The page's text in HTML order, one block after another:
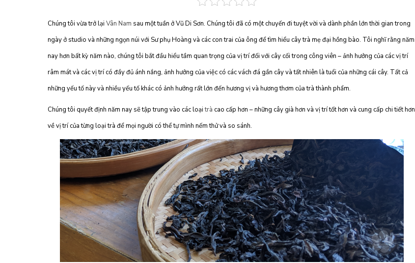
Chúng tôi vừa trở lại Vân Nam sau một tuần ở Vũ Di Sơn. Chúng tôi đã có một chuyến đi tuyệt vời và dành phần lớn thời gian trong
ngày ở studio và những ngọn núi với Sư phụ Hoàng và các con trai của ông để tìm hiểu cây trà mẹ đại hồng bào. Tôi nghĩ rằng năm
nay hơn bất kỳ năm nào, chúng tôi bắt đầu hiểu tầm quan trọng của vị trí đối với cây cối trong công viên – ảnh hưởng của các vị trí
râm mát và các vị trí có đầy đủ ánh nắng, ảnh hưởng của việc có các vách đá gần cây và tất nhiên là tuổi của những cái cây. Tất cả
những yếu tố này và nhiều yếu tố khác có ảnh hưởng rất lớn đến hương vị và hương thơm của trà thành phẩm.
Chúng tôi quyết định năm nay sẽ tập trung vào các loạitrà cao cấp hơn – những cây già hơn và vị trí tốt hơn và cung cấp chi tiết hơn
về vị trí của từng loại trà để mọi người có thể tự mình nếm thử và so sánh.